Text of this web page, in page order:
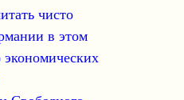
чисто
в этом
экономических